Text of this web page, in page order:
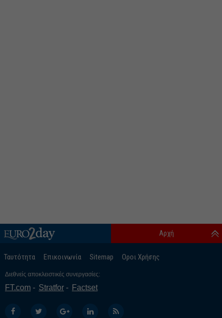
Ταυτότητα Επικοινωνία Sitemap Οροι Χρήσης
Αρχή
Διεθνείς αποκλειστικές συνεργασίες:
FT.com Stratfor Factset